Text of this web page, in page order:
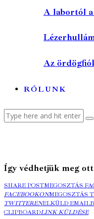
A labortól a
Az
RÓLUNK
Így védhetjük meg
SHARE POSTMEGOSZTÁS
FACEBOOKONMEGOSZTÁS
TWITTERENELKÜLD
CLIPBOARDLINK KÜLDÉSE